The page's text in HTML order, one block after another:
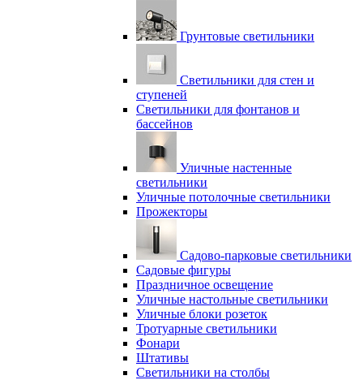
Грунтовые светильники
Светильники для стен и
ступеней
Светильники для фонтанов и
бассейнов
Уличные настенные
светильники
Уличные потолочные светильники
Прожекторы
Садово-парковые светильники
Садовые фигуры
Праздничное освещение
Уличные настольные светильники
Уличные блоки розеток
Тротуарные светильники
Фонари
Штативы
Светильники на столбы